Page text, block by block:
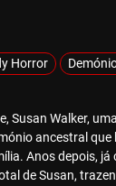
Horror
Susan Walker,
ancestral
Anos depois, já
de Susan,